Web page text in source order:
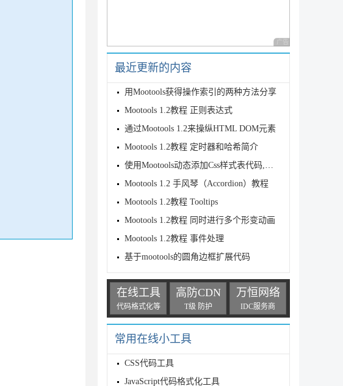
广告 商业广告，理性
最近更新的内容
用Mootools获得操作索引的两种方法分享
Mootools 1.2教程 正则表达式
通过Mootools 1.2来操纵HTML DOM元素
Mootools 1.2教程 定时器和哈希简介
使用Mootools动态添加Css样式表代码,兼容各浏览器
Mootools 1.2 手风琴（Accordion）教程
Mootools 1.2教程 Tooltips
Mootools 1.2教程 同时进行多个形变动画
Mootools 1.2教程 事件处理
基于mootools的圆角边框扩展代码
在线工具
代码格式化等
高防CDN
T级 防护
万恒网络
IDC服务商
常用在线小工具
CSS代码工具
JavaScript代码格式化工具